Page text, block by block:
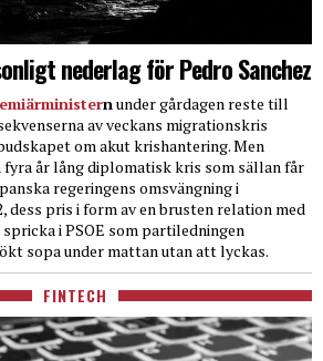
nederlag för Pedro Sanchez
n under gårdagen reste till
av veckans migrationskris
om akut krishantering. Men
fyra år lång diplomatisk kris som sällan får
regeringens omsvängning i
dess pris i form av en brusten relation med
i PSOE som partiledningen
sopa under mattan utan att lyckas.
FINTECH